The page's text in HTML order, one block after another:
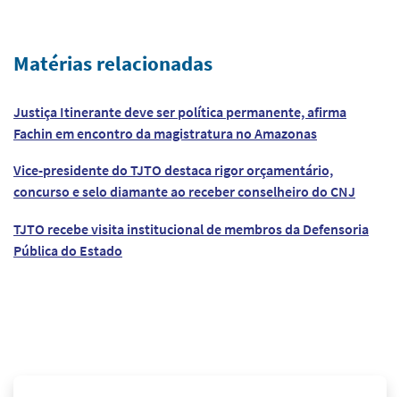
Matérias relacionadas
Justiça Itinerante deve ser política permanente, afirma
Fachin em encontro da magistratura no Amazonas
Vice-presidente do TJTO destaca rigor orçamentário,
concurso e selo diamante ao receber conselheiro do CNJ
TJTO recebe visita institucional de membros da Defensoria
Pública do Estado